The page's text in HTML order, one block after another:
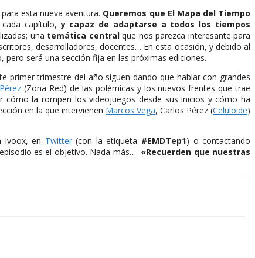
esta nueva aventura. Queremos que El Mapa del Tiempo
cada capítulo,y capaz de adaptarse a todos los tiempos
una temática centralque nos parezca interesante para
desarrolladores, docentes… En esta ocasión, y debido al
será una sección fija en las próximas ediciones.
primer trimestre del año siguen dando que hablar con grandes
(Zona Red) de las polémicas y los nuevos frentes que trae
cómo la rompen los videojuegos desde sus inicios y cómo ha
en la que intervienen Marcos Vega, Carlos Pérez (Celuloide)
ivoox, en Twitter(con la etiqueta #EMDTep1) o contactando
es el objetivo. Nada más… «Recuerden que nuestras